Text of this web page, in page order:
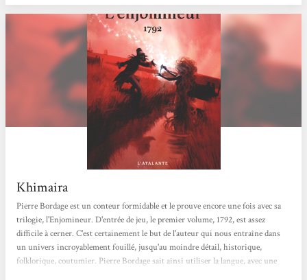
Khimaira
Pierre Bordage est un conteur formidable et le prouve encore une fois avec sa
trilogie, l'Enjomineur. D'entrée de jeu, le premier volume, 1792, est assez
difficile à cerner. C'est certainement le but de l'auteur qui nous entraîne dans
un univers incroyablement fouillé, jusqu'au moindre détail, historique,
folklorique, coutumier. Pierre Bordage sait ainsi utiliser la langue, avec une